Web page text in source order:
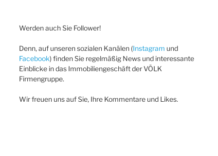
Werden auch Sie Follower!
Denn, auf unseren sozialen Kanälen (Instagram und
Facebook) finden Sie regelmäßig News und interessante
Einblicke in das Immobiliengeschäft der VÖLK
Firmengruppe.
Wir freuen uns auf Sie, Ihre Kommentare und Likes.